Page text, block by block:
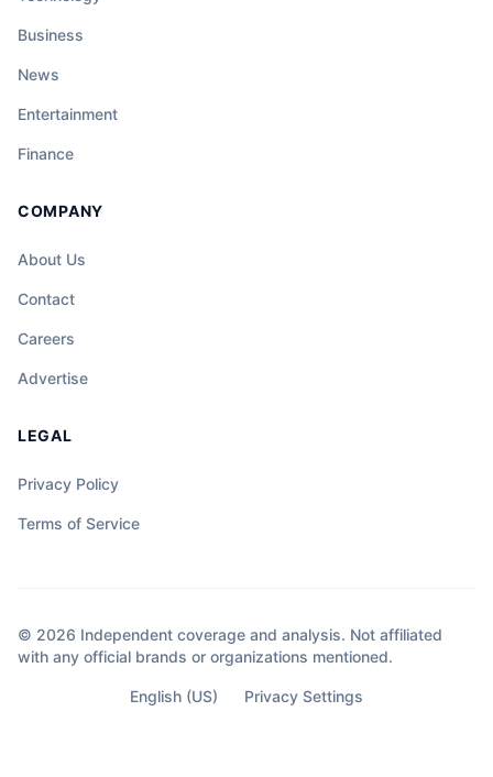
Business
News
Entertainment
Finance
COMPANY
About Us
Contact
Careers
Advertise
LEGAL
Privacy Policy
Terms of Service
© 2026 Independent coverage and analysis. Not affiliated
with any official brands or organizations mentioned.
English (US) Privacy Settings